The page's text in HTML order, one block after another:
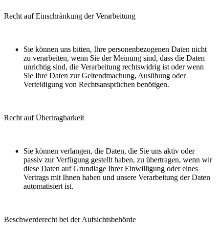
Recht auf Einschränkung der Verarbeitung
Sie können uns bitten, Ihre personenbezogenen Daten nicht
zu verarbeiten, wenn Sie der Meinung sind, dass die Daten
unrichtig sind, die Verarbeitung rechtswidrig ist oder wenn
Sie Ihre Daten zur Geltendmachung, Ausübung oder
Verteidigung von Rechtsansprüchen benötigen.
Recht auf Übertragbarkeit
Sie können verlangen, die Daten, die Sie uns aktiv oder
passiv zur Verfügung gestellt haben, zu übertragen, wenn wir
diese Daten auf Grundlage Ihrer Einwilligung oder eines
Vertrags mit Ihnen haben und unsere Verarbeitung der Daten
automatisiert ist.
Beschwerderecht bei der Aufsichtsbehörde